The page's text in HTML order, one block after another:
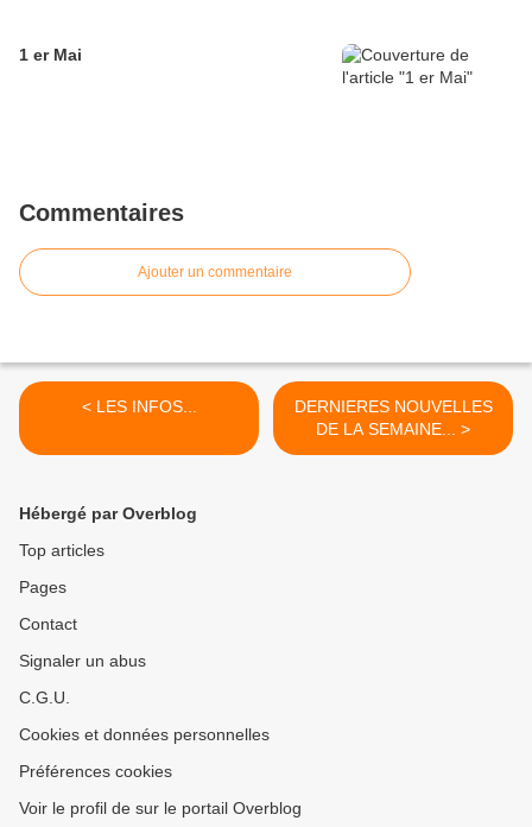
1 er Mai
Commentaires
Ajouter un commentaire
< LES INFOS...
DERNIERES NOUVELLES
DE LA SEMAINE... >
Hébergé par Overblog
Top articles
Pages
Contact
Signaler un abus
C.G.U.
Cookies et données personnelles
Préférences cookies
Voir le profil de sur le portail Overblog